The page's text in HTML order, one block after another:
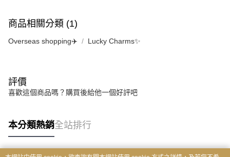
商品相關分類 (1)
Overseas shopping✈️ Lucky Charms✨
評價
喜歡這個商品嗎？購買後給他一個好評吧
本分類熱銷全站排行